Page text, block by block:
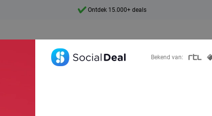
7 dagen per week beschikbaar
Bekend van: